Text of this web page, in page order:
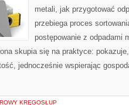
metali, jak przygotować
przebiega proces
postępowanie z odpadami
skupia się na praktyce:
jednocześnie wspierając
KRĘGOSŁUP